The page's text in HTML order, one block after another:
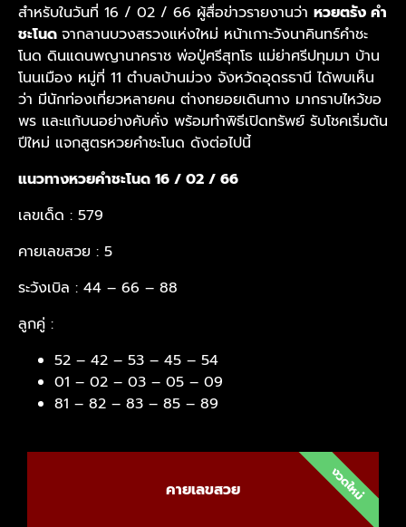
สำหรับในวันที่ 16 / 02 / 66 ผู้สื่อข่าวรายงานว่า หวยตรัง คำ
ชะโนด จากลานบวงสรวงแห่งใหม่ หน้าเกาะวังนาคินทร์คำชะ
โนด ดินแดนพญานาคราช พ่อปู่ศรีสุทโธ แม่ย่าศรีปทุมมา บ้าน
โนนเมือง หมู่ที่ 11 ตำบลบ้านม่วง จังหวัดอุดรธานี ได้พบเห็น
ว่า มีนักท่องเที่ยวหลายคน ต่างทยอยเดินทาง มากราบไหว้ขอ
พร และแก้บนอย่างคับคั่ง พร้อมทำพิธีเปิดทรัพย์ รับโชคเริ่มต้น
ปีใหม่ แจกสูตรหวยคำชะโนด ดังต่อไปนี้
แนวทางหวยคำชะโนด 16 / 02 / 66
เลขเด็ด : 579
คายเลขสวย : 5
ระวังเบิล : 44 – 66 – 88
ลูกคู่ :
52 – 42 – 53 – 45 – 54
01 – 02 – 03 – 05 – 09
81 – 82 – 83 – 85 – 89
คายเลขสวย งวดใหม่